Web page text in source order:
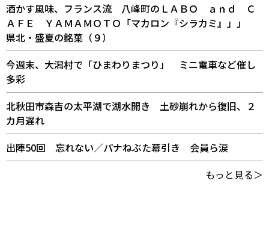
酒かす風味、フランス流 八峰町のＬＡＢＯ ａｎｄ Ｃ
ＡＦＥ ＹＡＭＡＭＯＴＯ「マカロン『シラカミ』」」
県北・盛夏の銘菓（９）
今週末、大潟村で「ひまわりまつり」 ミニ電車など催し
多彩
北秋田市森吉の太平湖で湖水開き 土砂崩れから復旧、２
カ月遅れ
出陣50回 忘れない／パナねぶた幕引き 会員ら涙
もっと見る＞